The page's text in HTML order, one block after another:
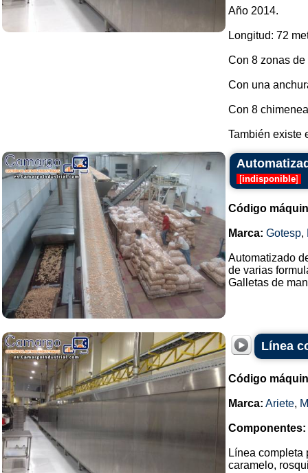
Año 2014.
Longitud: 72
Con 8 zonas
Con una
Con 8
También existe
[indisponible]
Código
Marca: Gotesp,
Automatizado
de varias
Galletas de
Línea
Código
Marca: Ariete,
Componentes:
Línea completa
caramelo,